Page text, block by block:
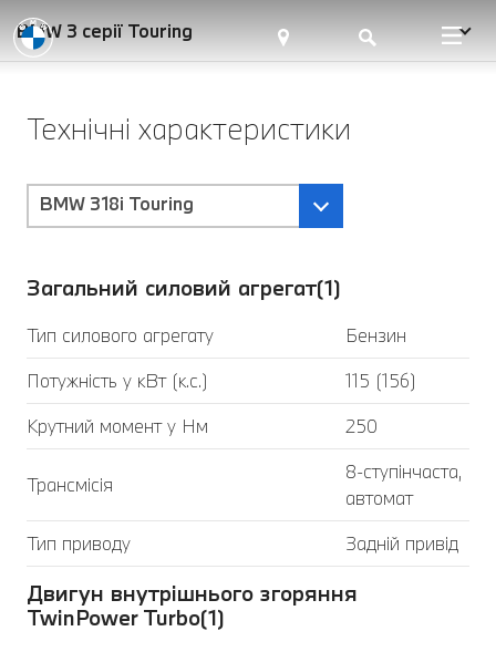
BMW 3 серії Touring
Технічні характеристики
BMW 318i Touring
Загальний силовий агрегат(1)
Тип силового агрегату
Бензин
Потужність у кВт (к.с.)
115 (156)
Крутний момент у Нм
250
Трансмісія
8-ступінчаста,
автомат
Тип приводу
Задній привід
Двигун внутрішнього згоряння
TwinPower Turbo(1)